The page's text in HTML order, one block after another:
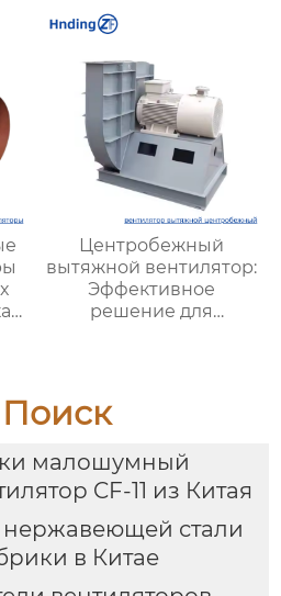
систем |
Энергоэффективные
решения для
вентиляции
Центробежный
вытяжной вентилятор:
Эффективное
решение для
Поиск
малошумный
CF-11 из Китая
нержавеющей стали
в Китае